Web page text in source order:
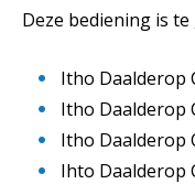
Deze bediening is
Itho Daalderop
Itho Daalderop
Itho Daalderop
Ihto Daalderop